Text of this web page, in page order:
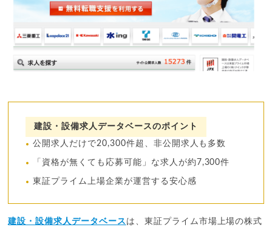
建設・設備求人データベースのポイント
公開求人だけで20,300件超、非公開求人も多数
「資格が無くても応募可能」な求人が約7,300件
東証プライム上場企業が運営する安心感
建設・設備求人データベース は、東証プライム市場上場の株式